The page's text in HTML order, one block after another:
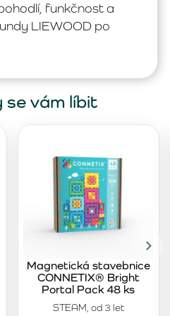
funkčnost a
LIEWOOD po
se vám líbit
STEAM, od 3 let
Magnetická stavebnice
CONNETIX® Bright
Portal Pack 48 ks